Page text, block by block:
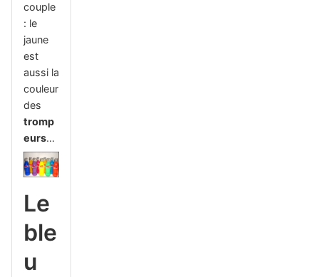
couple
: le
jaune
est
aussi la
couleur
des
tromp
eurs…
Le
ble
u